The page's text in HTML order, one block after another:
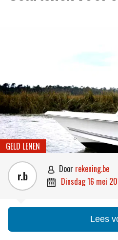
GELD LENEN
r.b  door rekening.be
 dinsdag 16 mei
Lees